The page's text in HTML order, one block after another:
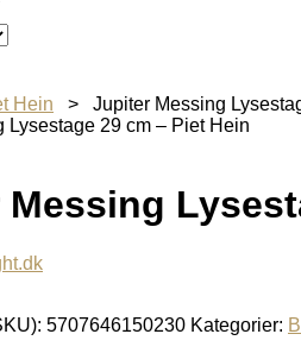
Hein > Jupiter Messing
Lysestage 29 cm – Piet Hein
5707646150230 Kategorier: